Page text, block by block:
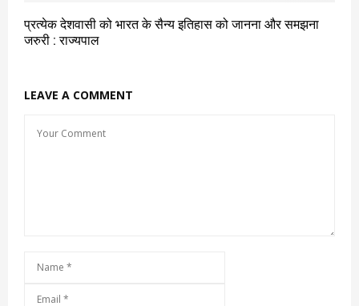
प्रत्येक देशवासी को भारत के सैन्य इतिहास को जानना और समझना
जरुरी : राज्यपाल
LEAVE A COMMENT